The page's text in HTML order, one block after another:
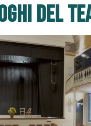
del
Socjale di Piangipane
del Teatro Socjale
la Cooperativa
compra un terreno